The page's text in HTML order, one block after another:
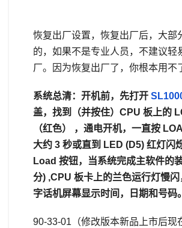
恢复出厂设置，恢复出厂后，大部
的，如果不是专业人员，不建议轻
厂。因为恢复出厂了，你根本用不
系统总清：开机前，先打开
盖，找到（并按住）CPU 板上的
（红色） ，通电开机，一直按
大约 3 秒或直到 LED (D5) 红灯闪
Load 按钮，当系统完成主软件的
分) ,CPU 板卡上的兰色运行灯慢
字话机屏幕显示时间，日期和号码。
90-33-01（修改版本新品上市后现